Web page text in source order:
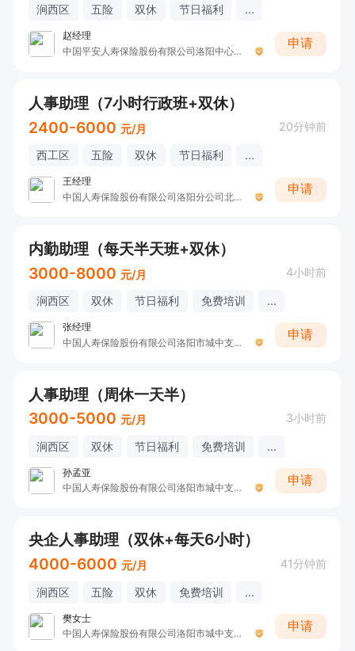
涧西区 五险 双休 节日福利 ...
赵经理
中国平安人寿保险股份有限公司洛阳中心支公司
申请
人事助理（7小时行政班+双休）
2400-6000 元/月 20分钟前
西工区 五险 双休 节日福利 ...
王经理
中国人寿保险股份有限公司洛阳分公司北区营销服务部非凡职场
申请
内勤助理（每天半天班+双休）
3000-8000 元/月 4小时前
涧西区 双休 节日福利 免费培训 ...
张经理
中国人寿保险股份有限公司洛阳市城中支公司收三
申请
人事助理（周休一天半）
3000-5000 元/月 3小时前
涧西区 双休 节日福利 免费培训 ...
孙孟亚
中国人寿保险股份有限公司洛阳市城中支公司钱军伟
申请
央企人事助理（双休+每天6小时）
4000-6000 元/月 41分钟前
涧西区 五险 双休 免费培训 ...
樊女士
中国人寿保险股份有限公司洛阳市城中支公司（涧西银保团队）
申请